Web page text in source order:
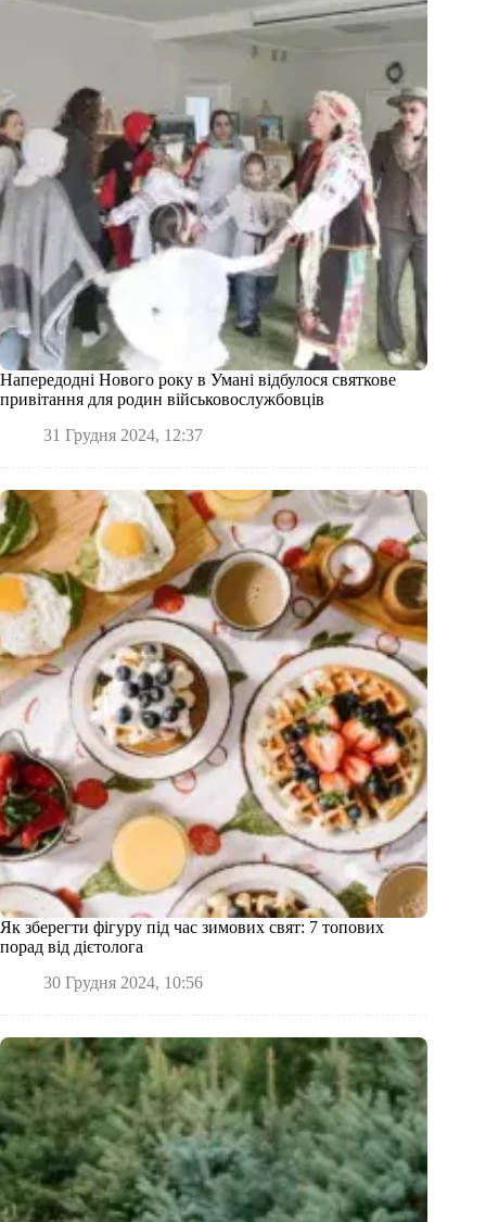
Напередодні Нового року в Умані відбулося святкове
привітання для родин військовослужбовців
31 Грудня 2024, 12:37
Як зберегти фігуру під час зимових свят: 7 топових
порад від дієтолога
30 Грудня 2024, 10:56